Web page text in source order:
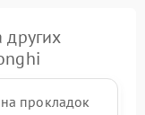
прокладок